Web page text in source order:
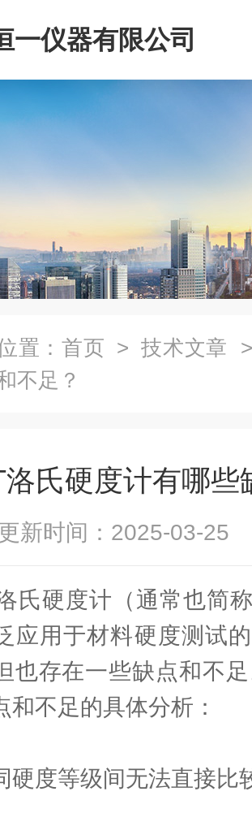
一仪器有限公司
置： 首页 > 技术文章
不足？
洛氏硬度计有哪些
新时间：2025-03-
氏硬度计（通常也简
应用于材料硬度测试
也存在一些缺点和不
和不足的具体分析：
硬度等级间无法直接比